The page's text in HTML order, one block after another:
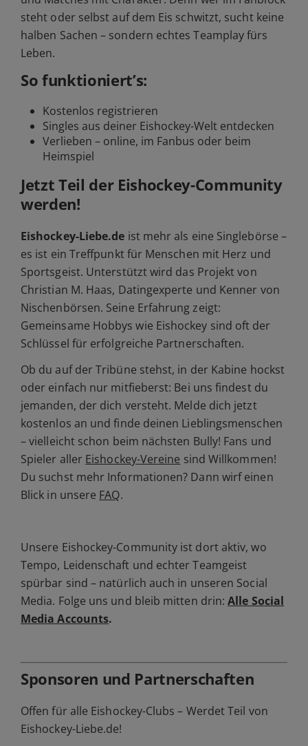
steht oder selbst auf dem Eis schwitzt, sucht keine
halben Sachen – sondern echtes Teamplay fürs
Leben.
So funktioniert’s:
Kostenlos registrieren
Singles aus deiner Eishockey-Welt entdecken
Verlieben – online, im Fanbus oder beim
Heimspiel
Jetzt Teil der Eishockey-Community
werden!
Eishockey-Liebe.de ist mehr als eine Singlebörse –
es ist ein Treffpunkt für Menschen mit Herz und
Sportsgeist. Unterstützt wird das Projekt von
Christian M. Haas, Datingexperte und Kenner von
Nischenbörsen. Seine Erfahrung zeigt:
Gemeinsame Hobbys wie Eishockey sind oft der
Schlüssel für erfolgreiche Partnerschaften.
Ob du auf der Tribüne stehst, in der Kabine hockst
oder einfach nur mitfieberst: Bei uns findest du
jemanden, der dich versteht. Melde dich jetzt
kostenlos an und finde deinen Lieblingsmenschen
– vielleicht schon beim nächsten Bully! Fans und
Spieler aller Eishockey-Vereine sind Willkommen!
Du suchst mehr Informationen? Dann wirf einen
Blick in unsere FAQ.
Unsere Eishockey-Community ist dort aktiv, wo
Tempo, Leidenschaft und echter Teamgeist
spürbar sind – natürlich auch in unseren Social
Media. Folge uns und bleib mitten drin:Alle Social
Media Accounts.
Sponsoren und Partnerschaften
Offen für alle Eishockey-Clubs – Werdet Teil von
Eishockey-Liebe.de!